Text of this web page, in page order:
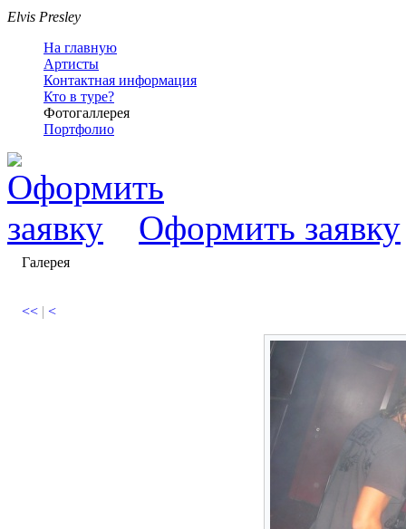
Elvis Presley
На главную
Артисты
Контактная информация
Кто в туре?
Фотогаллерея
Портфолио
Оформить заявку
Галерея
<< | <